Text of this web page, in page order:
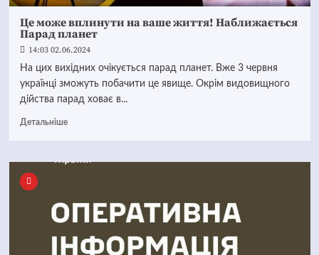
Це може вплинути на ваше життя! Наближається
Парад планет
14:03 02.06.2024
На цих вихідних очікується парад планет. Вже 3 червня
українці зможуть побачити це явище. Окрім видовищного
дійства парад ховає в...
Детальніше